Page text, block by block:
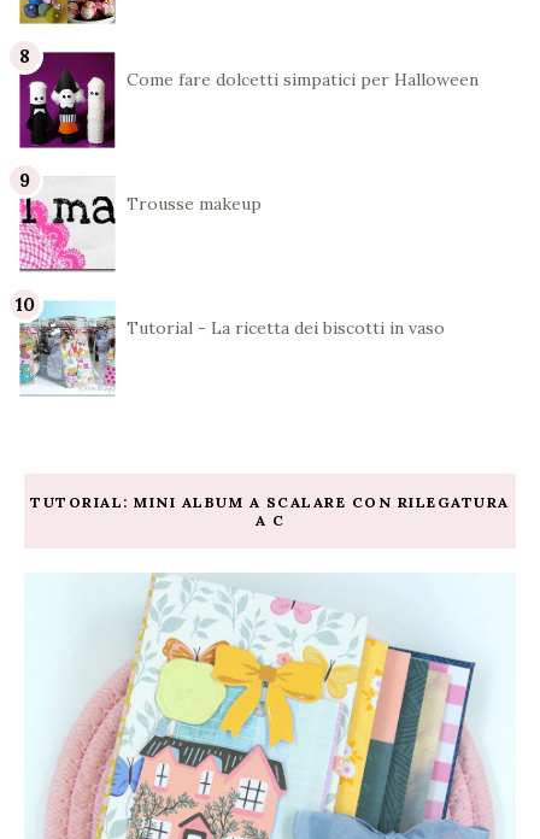
Come fare dolcetti simpatici per Halloween
Trousse makeup
Tutorial - La ricetta dei biscotti in vaso
TUTORIAL: MINI ALBUM A SCALARE CON RILEGATURA
A C